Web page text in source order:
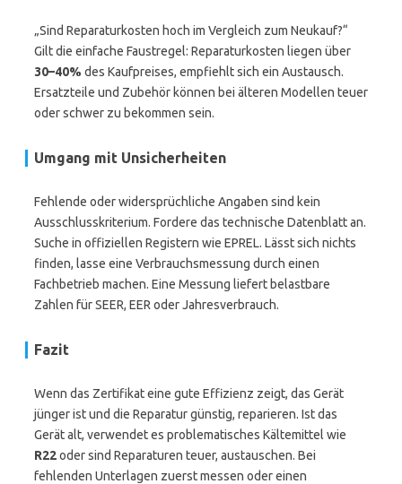
„Sind Reparaturkosten hoch im Vergleich zum Neukauf?“
Gilt die einfache Faustregel: Reparaturkosten liegen über
30–40% des Kaufpreises, empfiehlt sich ein Austausch.
Ersatzteile und Zubehör können bei älteren Modellen teuer
oder schwer zu bekommen sein.
Umgang mit Unsicherheiten
Fehlende oder widersprüchliche Angaben sind kein
Ausschlusskriterium. Fordere das technische Datenblatt an.
Suche in offiziellen Registern wie EPREL. Lässt sich nichts
finden, lasse eine Verbrauchsmessung durch einen
Fachbetrieb machen. Eine Messung liefert belastbare
Zahlen für SEER, EER oder Jahresverbrauch.
Fazit
Wenn das Zertifikat eine gute Effizienz zeigt, das Gerät
jünger ist und die Reparatur günstig, reparieren. Ist das
Gerät alt, verwendet es problematisches Kältemittel wie
R22oder sind Reparaturen teuer, austauschen. Bei
fehlenden Unterlagen zuerst messen oder einen